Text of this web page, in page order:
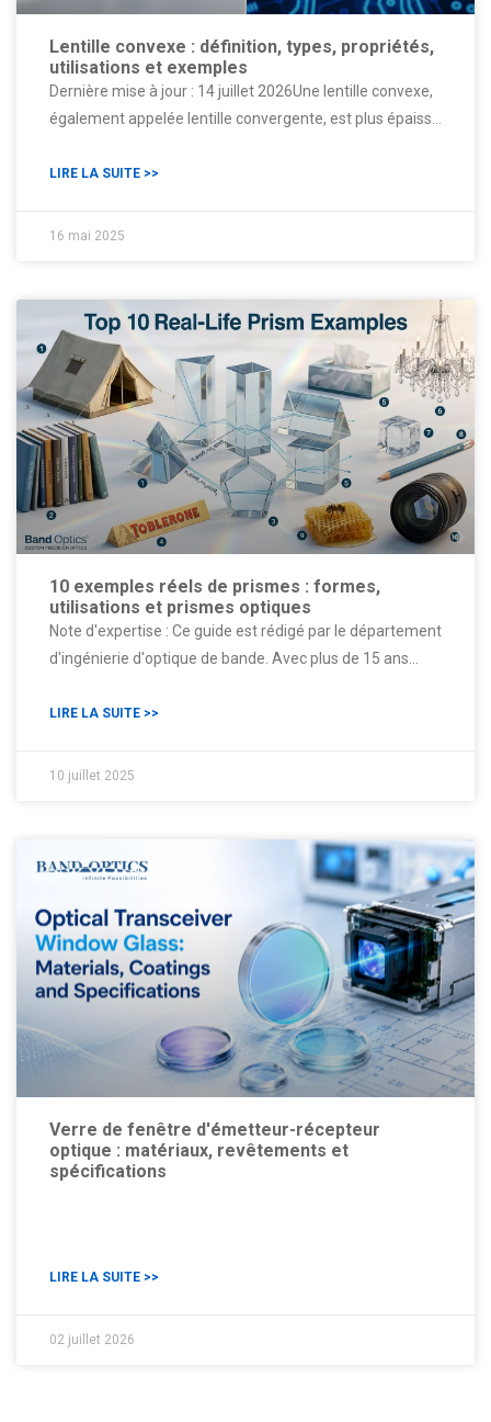
techniques essentielles pour sélectionner les
composants réfléchissants optimaux dans la conception
Lentille convexe : définition, types, propriétés,
utilisations et exemples
Dernière mise à jour : 14 juillet 2026Une lentille convexe,
également appelée lentille convergente, est plus épaisse
parallèles vers un point focal. Les lentilles convexes sont
focalisation du faisceau, la microscopie, la vision
LIRE LA SUITE >>
16 mai 2025
10 exemples réels de prismes : formes,
utilisations et prismes optiques
Note d'expertise : Ce guide est rédigé par le département
d'ingénierie d'optique de bande. Avec plus de 15 ans
(certifié ISO 9001:2015), nous proposons une plongée
optiques quotidiens. Examen technique : [Stan /Quality
LIRE LA SUITE >>
10 juillet 2025
Verre de fenêtre d'émetteur-récepteur
optique : matériaux, revêtements et
spécifications
LIRE LA SUITE >>
02 juillet 2026